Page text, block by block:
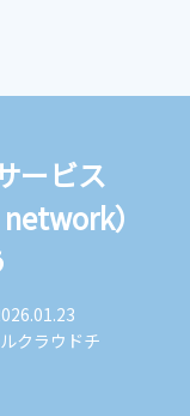
ービス
）
クラウドチ